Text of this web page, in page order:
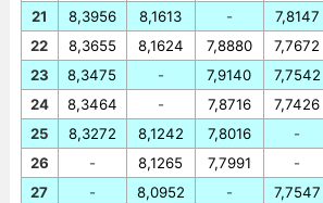
21
22
23
24
25
26
27
8,3956
8,3655
8,3475
8,3464
8,3272
-
-
8,1613
8,1624
-
-
8,1242
8,1265
8,0952
-
7,8880
7,9140
7,8716
7,8016
7,7991
-
7,8147
7,7672
7,7542
7,7426
-
-
7,7547